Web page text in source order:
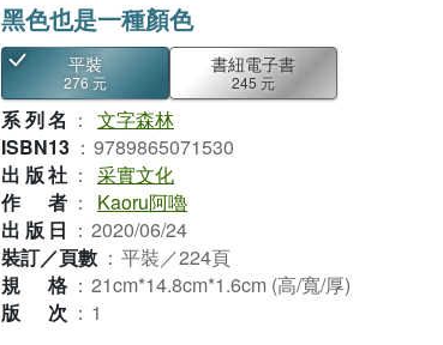
黑色也是一種顏色
平裝
276 元
書紐電子書
245 元
系列名 ： 文字森林
ISBN13 ： 9789865071530
出版社 ： 采實文化
作者 ：
Kaoru阿嚕
出版日 ： 2020/06/24
裝訂／頁數 ： 平裝／224頁
規格 ： 21cm*14.8cm*1.6cm (高/寬/厚)
版次 ： 1